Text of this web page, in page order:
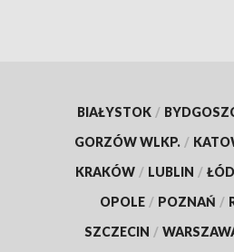
BIAŁYSTOK /
GORZÓW WLKP. /
KRAKÓW / LUBLIN /
OPOLE / POZNAŃ /
SZCZECIN /